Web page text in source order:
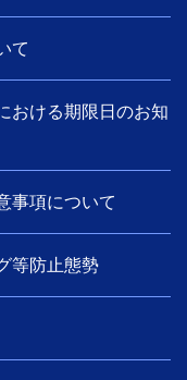
て
おける期限日のお知
事項について
等防止態勢